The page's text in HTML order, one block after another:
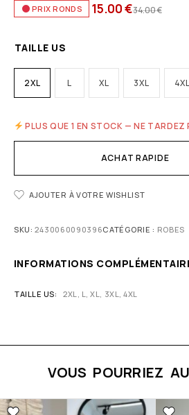
PRIX RONDS 34.00€
15.00€
TAILLE US
2XL L XL 3XL 4XL
PLUS QUE 1 EN STOCK — NE TARDEZ
ACHAT RAPIDE
AJOUTER À VOTRE WISHLIST
SKU:2430060090396CATÉGORIE : ROBES
INFORMATIONS
TAILLE US 2XL, L, XL, 3XL, 4XL
VOUS POURRIEZ